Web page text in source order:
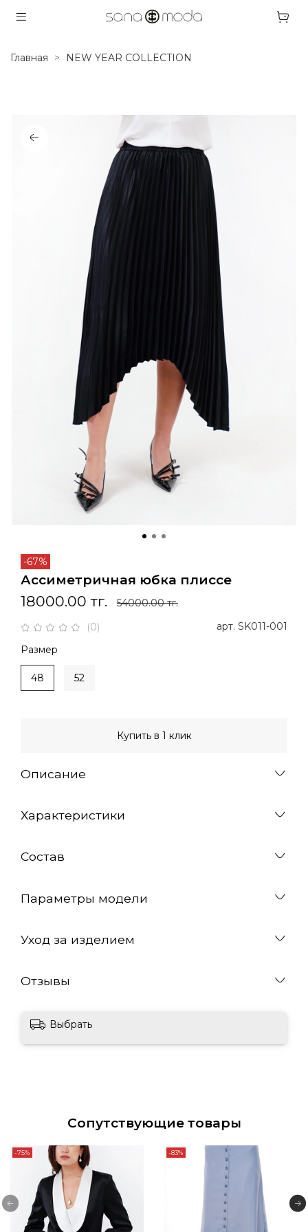
Главная NEW YEAR COLLECTION
-67%
(0) арт. SK011-001
Ассиметричная юбка плиссе
18000.00 тг. 54000.00 тг.
Купить в 1 клик
Размер
48 52
Описание
Характеристики
Состав
Параметры модели
Уход за изделием
Отзывы
Выбрать
Сопутствующие товары
-75% -83%